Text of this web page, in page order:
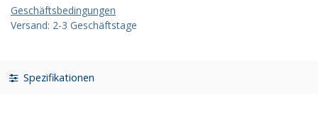
Geschäftsbedingungen
Versand: 2-3 Geschäftstage
Spezifikationen